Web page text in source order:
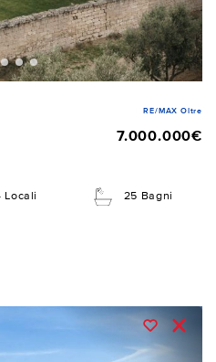
RE/MAX Oltre
7.000.000€
Locali 25 Bagni